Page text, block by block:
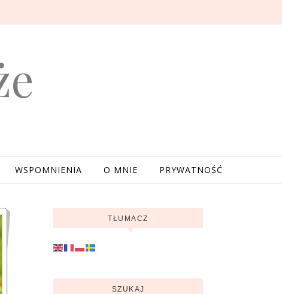
WSPOMNIENIA O MNIE PRYWATNOŚĆ
TŁUMACZ
SZUKAJ